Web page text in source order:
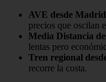
AVE desde
precios que oscilan
Media Distancia
lentas pero
Tren regional
recorre la costa.